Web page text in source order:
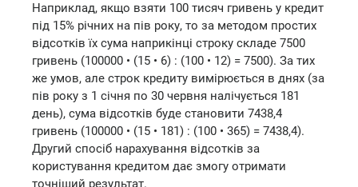
Наприклад, якщо взяти 100 тисяч гривень у кредит
під 15% річних на пів року, то за методом простих
відсотків їх сума наприкінці строку складе 7500
гривень (100000 • (15 • 6) : (100 • 12) = 7500). За тих
же умов, але строк кредиту вимірюється в днях (за
пів року з 1 січня по 30 червня налічується 181
день), сума відсотків буде становити 7438,4
гривень (100000 • (15 • 181) : (100 • 365) = 7438,4).
Другий спосіб нарахування відсотків за
користування кредитом дає змогу отримати
точніший результат.